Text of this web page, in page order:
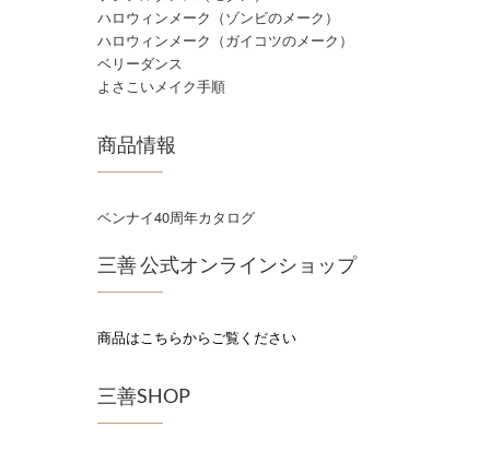
ハロウィンメーク（ゾンビのメーク）
ハロウィンメーク（ガイコツのメーク）
ベリーダンス
よさこいメイク手順
商品情報
ベンナイ40周年カタログ
三善 公式オンラインショップ
商品はこちらからご覧ください
三善SHOP